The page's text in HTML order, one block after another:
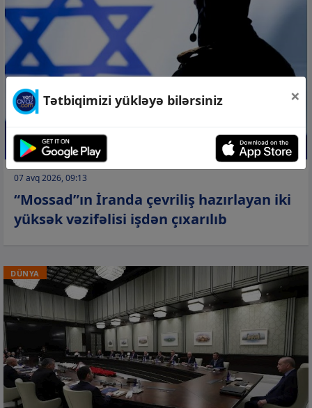
07 avq 2026, 09:13
“Mossad”ın İranda çevriliş hazırlayan iki
yüksək vəzifəlisi işdən çıxarılıb
DÜNYA
Tətbiqimizi yükləyə bilərsiniz ×